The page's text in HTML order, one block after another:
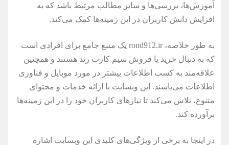
آموزش‌ها، بررسی‌ها و سایر مطالب مرتبط باشد که به
افزایش دانش کاربران در این زمینه‌ها کمک می‌کند.
به طور خلاصه، rond912.ir یک منبع جامع برای افرادی است
که به دنبال خرید یا فروش سیم کارت رند هستند و همچنین
علاقه‌مند به کسب اطلاعات بیشتر در مورد موبایل و فناوری
اطلاعات می‌باشند. این وبسایت با ارائه خدمات و محتوای
متنوع، تلاش می‌کند تا نیازهای کاربران خود را در این زمینه‌ها
برآورده کند.
در اینجا به برخی از ویژگی‌های کلیدی این وبسایت اشاره